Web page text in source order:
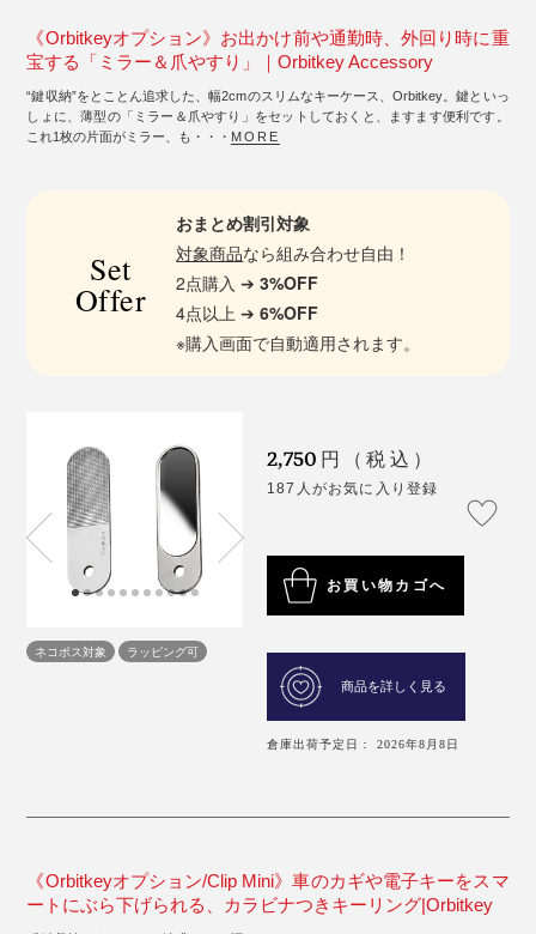
《Orbitkeyオプション》お出かけ前や通勤時、外回り時に重
宝する「ミラー＆爪やすり」｜Orbitkey Accessory
“鍵収納”をとことん追求した、幅2cmのスリムなキーケース、Orbitkey。鍵といっ
しょに、薄型の「ミラー＆爪やすり」をセットしておくと、ますます便利です。
これ1枚の片面がミラー、も・・・ MORE
Set
Offer
おまとめ割引対象
対象商品なら組み合わせ自由！
2点購入 ➔3%OFF
4点以上 ➔6%OFF
※購入画面で自動適用されます。
ネコポス対象 ラッピング可
2,750 円（税込）
187人がお気に入り登録
お買い物カゴへ
商品を詳しく見る
倉庫出荷予定日： 2026年8月8日
《Orbitkeyオプション/Clip Mini》車のカギや電子キーをスマ
ートにぶら下げられる、カラビナつきキーリング|Orbitkey